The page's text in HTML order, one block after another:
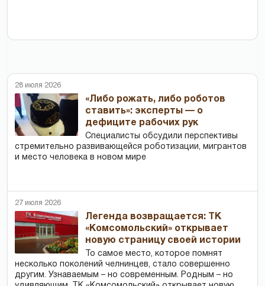
28 июля 2026
«Либо рожать, либо роботов
ставить»: эксперты — о
дефиците рабочих рук
Специалисты обсудили перспективы
стремительно развивающейся роботизации, мигрантов
и место человека в новом мире
27 июля 2026
Легенда возвращается: ТК
«Комсомольский» открывает
новую страницу своей истории
То самое место, которое помнят
несколько поколений челнинцев, стало совершенно
другим. Узнаваемым – но современным. Родным – но